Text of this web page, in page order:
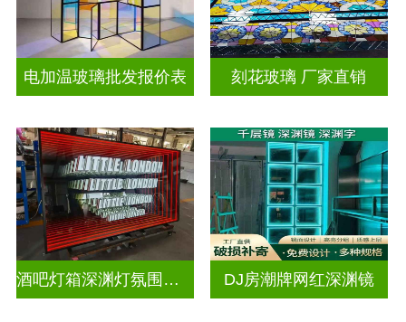
电加温玻璃批发报价表 刻花玻璃 厂家直销
酒吧灯箱深渊灯氛围灯深渊镜 DJ房潮牌网红深渊镜